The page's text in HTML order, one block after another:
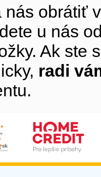
nás obrátiť
u nás
Ak ste
radi